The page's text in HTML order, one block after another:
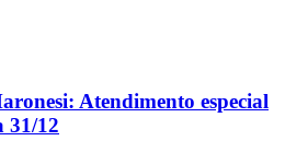
Atendimento especial
31/12